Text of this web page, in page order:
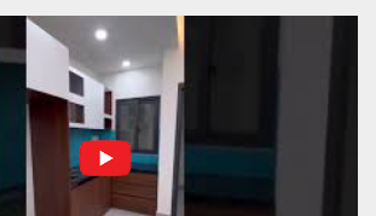
NHẬN CHÌA KHÓA – TRAO TỔ ẤM MỚI
TẠI PHƯỜNG AN LẠC
Địa điểm: Đường Lâm Hoành, phường An
LạcGia chủ: Anh Kỳ Xây Dựng Sao Việt chính
thức hoàn tất và...